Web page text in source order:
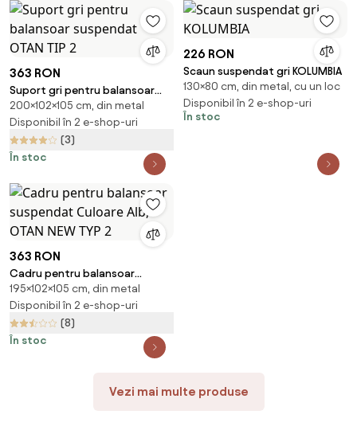
363 RON
Suport gri pentru balansoar
suspendat OTAN TIP 2
200×102×105 cm, din metal
Disponibil în 2 e-shop-uri
(3)
În stoc
226 RON
Scaun suspendat gri KOLUMBIA
130×80 cm, din metal, cu un loc
Disponibil în 2 e-shop-uri
În stoc
363 RON
Cadru pentru balansoar
suspendat Culoare Alb, OTAN
NEW TYP 2
195×102×105 cm, din metal
Disponibil în 2 e-shop-uri
(8)
În stoc
Vezi mai multe produse